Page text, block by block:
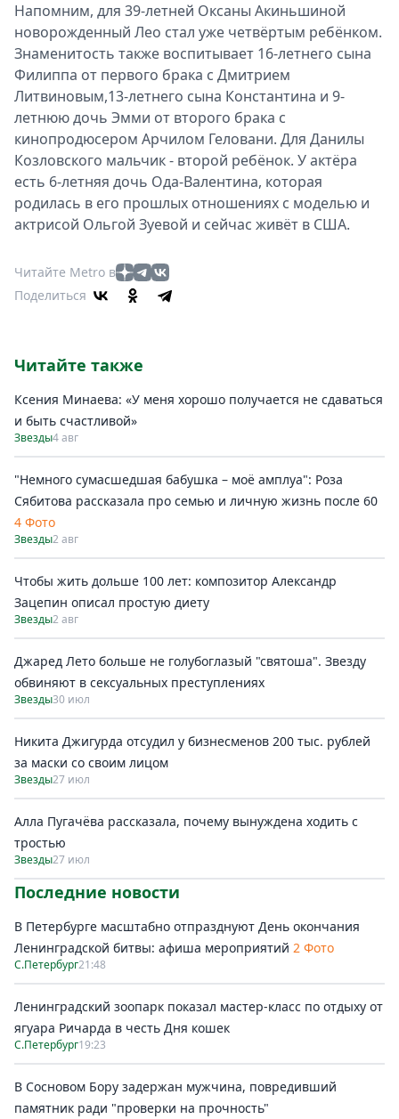
Напомним, для 39-летней Оксаны Акиньшиной
новорожденный Лео стал уже четвёртым ребёнком.
Знаменитость также воспитывает 16-летнего сына
Филиппа от первого брака с Дмитрием
Литвиновым,13-летнего сына Константина и 9-
летнюю дочь Эмми от второго брака с
кинопродюсером Арчилом Геловани. Для Данилы
Козловского мальчик - второй ребёнок. У актёра
есть 6-летняя дочь Ода-Валентина, которая
родилась в его прошлых отношениях с моделью и
актрисой Ольгой Зуевой и сейчас живёт в США.
Читайте Metro в
Поделиться
Читайте также
Ксения Минаева: «У меня хорошо получается не сдаваться
и быть счастливой»
Звезды4 авг
"Немного сумасшедшая бабушка – моё амплуа": Роза
Сябитова рассказала про семью и личную жизнь после 60
4 Фото
Звезды2 авг
Чтобы жить дольше 100 лет: композитор Александр
Зацепин описал простую диету
Звезды2 авг
Джаред Лето больше не голубоглазый "святоша". Звезду
обвиняют в сексуальных преступлениях
Звезды30 июл
Никита Джигурда отсудил у бизнесменов 200 тыс. рублей
за маски со своим лицом
Звезды27 июл
Алла Пугачёва рассказала, почему вынуждена ходить с
тростью
Звезды27 июл
Последние новости
В Петербурге масштабно отпразднуют День окончания
Ленинградской битвы: афиша мероприятий 2 Фото
С.Петербург21:48
Ленинградский зоопарк показал мастер-класс по отдыху от
ягуара Ричарда в честь Дня кошек
С.Петербург19:23
В Сосновом Бору задержан мужчина, повредивший
памятник ради "проверки на прочность"